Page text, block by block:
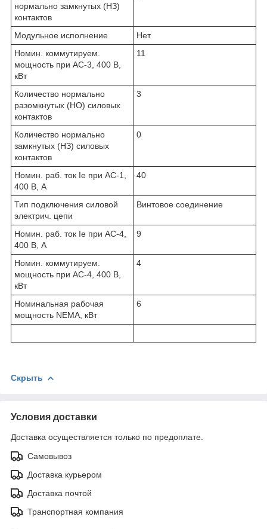
нормально замкнутых (НЗ)
контактов
Модульное исполнение
Нет
Номин. коммутируем.
мощность при AC-3, 400 В,
кВт
11
Количество нормально
разомкнутых (НО) силовых
контактов
3
Количество нормально
замкнутых (НЗ) силовых
контактов
0
Номин. раб. ток Ie при AC-1,
400 В, А
40
Тип подключения силовой
электрич. цепи
Винтовое соединение
Номин. раб. ток Ie при AC-4,
400 В, А
9
Номин. коммутируем.
мощность при AC-4, 400 В,
кВт
4
Номинальная рабочая
мощность NEMA, кВт
6
Скрыть
Условия доставки
Доставка осуществляется только по предоплате.
Самовывоз
Доставка курьером
Доставка почтой
Транспортная компания